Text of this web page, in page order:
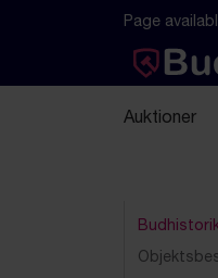
Hoppa till innehåll
Textbaserad (markdown)
Page
Auktioner